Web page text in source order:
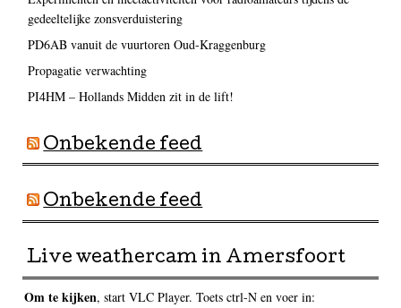
gedeeltelijke zonsverduistering
PD6AB vanuit de vuurtoren Oud-Kraggenburg
Propagatie verwachting
PI4HM – Hollands Midden zit in de lift!
Onbekende feed
Onbekende feed
Live weathercam in Amersfoort
Om te kijken, start VLC Player. Toets ctrl-N en voer in: